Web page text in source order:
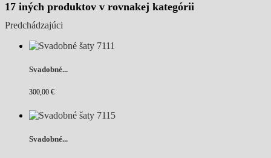
17 iných produktov v rovnakej kategórii
Predchádzajúci
Svadobné...
300,00 €
Svadobné...